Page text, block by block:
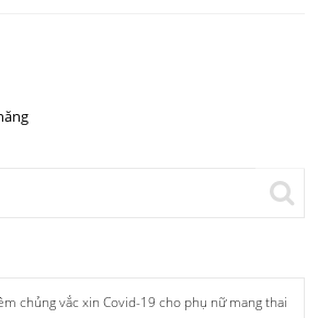
chủng vắc xin Covid-19 cho phụ nữ mang thai